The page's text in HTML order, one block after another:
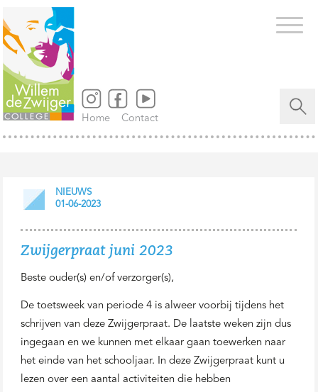
Home Contact
naar...
NIEUWS
01-06-2023
Zwijgerpraat juni 2023
Beste ouder(s) en/of verzorger(s),
De toetsweek van periode 4 is alweer voorbij tijdens het
schrijven van deze Zwijgerpraat. De laatste weken zijn dus
ingegaan en we kunnen met elkaar gaan toewerken naar
het einde van het schooljaar. In deze Zwijgerpraat kunt u
lezen over een aantal activiteiten die hebben